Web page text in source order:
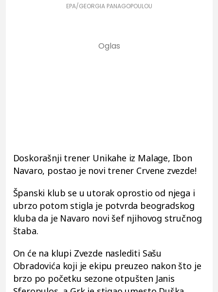
EPA/GEORGIA PANAGOPOULOU
Doskorašnji trener Unikahe iz Malage, Ibon
Navaro, postao je novi trener Crvene zvezde!
Španski klub se u utorak oprostio od njega i
ubrzo potom stigla je potvrda beogradskog
kluba da je Navaro novi šef njihovog stručnog
štaba.
On će na klupi Zvezde naslediti Sašu
Obradovića koji je ekipu preuzeo nakon što je
brzo po početku sezone otpušten Janis